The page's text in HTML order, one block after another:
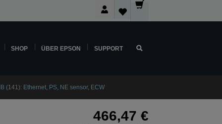
SHOP ÜBER EPSON SUPPORT
(141): Ethernet, PS, NE sensor, ECW
466,47 €